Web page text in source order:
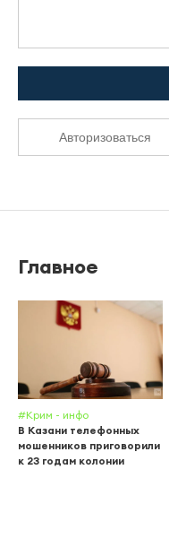
Авторизоваться
Главное
#Крим - инфо
В Казани телефонных
мошенников приговорили
к 23 годам колонии